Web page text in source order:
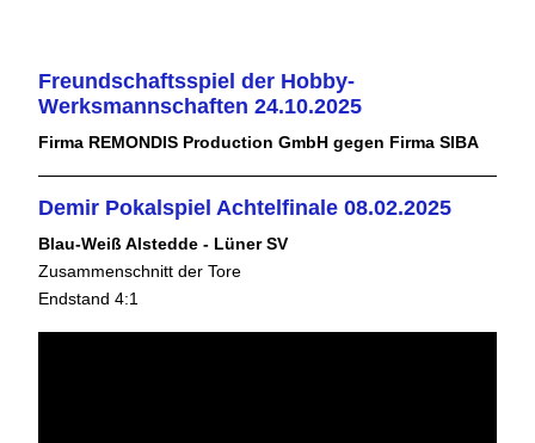
Freundschaftsspiel der Hobby-
Werksmannschaften 24.10.2025
Firma REMONDIS Production GmbH gegen Firma SIBA
Demir Pokalspiel Achtelfinale 08.02.2025
Blau-Weiß Alstedde - Lüner SV
Zusammenschnitt der Tore
Endstand 4:1